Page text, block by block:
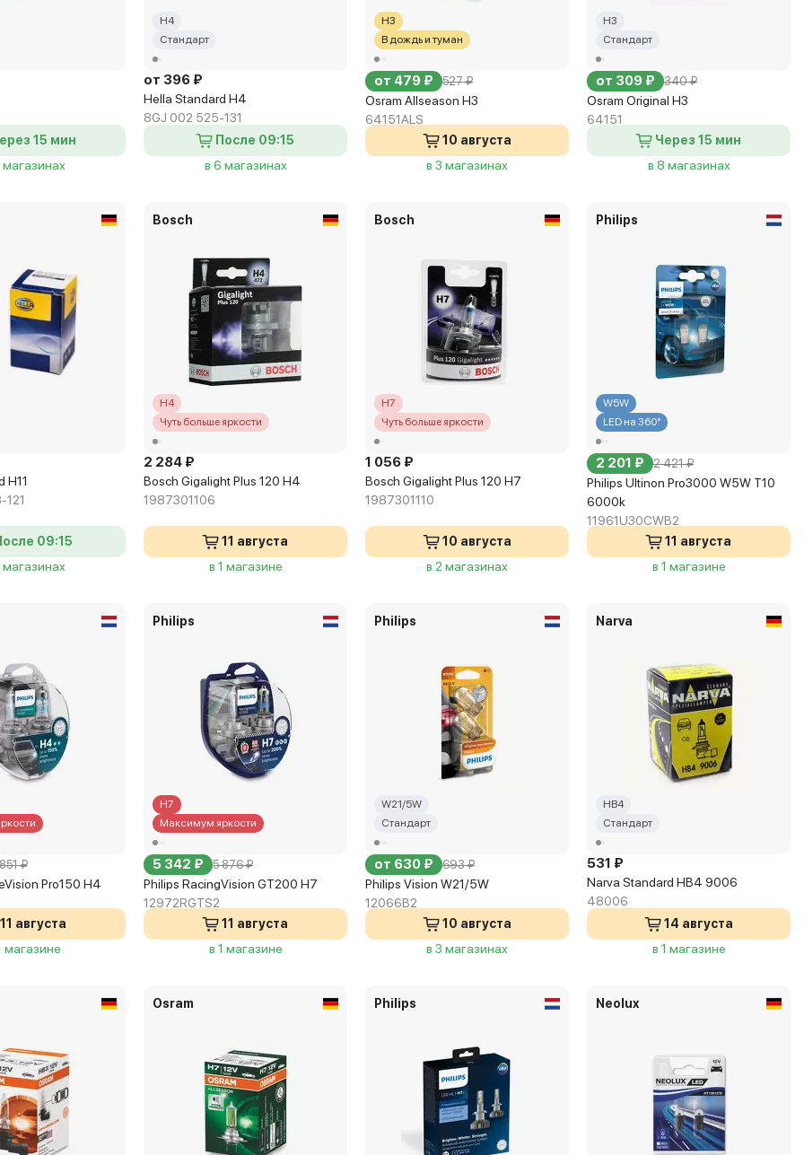
15 мин
магазинах
H4
Стандарт
от 396 ₽
Hella Standard H4
8GJ 002 525-131
После 09:15
в 6 магазинах
H3
В дождь и туман
от 479 ₽ 527 ₽
Osram Allseason H3
64151ALS
10 августа
в 3 магазинах
H3
Стандарт
от 309 ₽ 340 ₽
Osram Original H3
64151
Через 15 мин
в 8 магазинах
H11
09:15
магазинах
Bosch
H4
Чуть больше яркости
2 284 ₽
Bosch Gigalight Plus 120 H4
1987301106
11 августа
в 1 магазине
Bosch
H7
Чуть больше яркости
1 056 ₽
Bosch Gigalight Plus 120 H7
1987301110
10 августа
в 2 магазинах
Philips
W5W
LED на 360°
2 201 ₽ 2 421 ₽
Philips Ultinon Pro3000 W5W T10
6000k
11961U30CWB2
11 августа
в 1 магазине
₽
Pro150 H4
11 августа
магазине
Philips
H7
Максимум яркости
5 342 ₽ 5 876 ₽
Philips RacingVision GT200 H7
12972RGTS2
11 августа
в 1 магазине
Philips
W21/5W
Стандарт
от 630 ₽ 693 ₽
Philips Vision W21/5W
12066B2
10 августа
в 3 магазинах
Narva
HB4
Стандарт
531 ₽
Narva Standard HB4 9006
48006
14 августа
в 1 магазине
Osram Philips Neolux